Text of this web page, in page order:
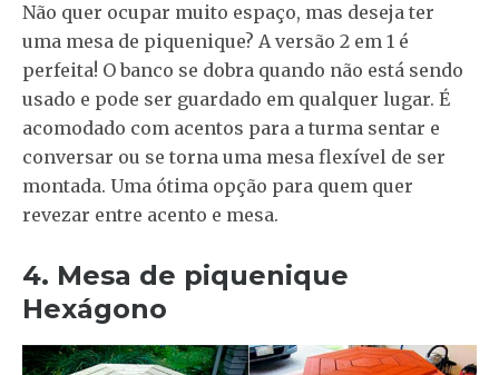
Não quer ocupar muito espaço, mas deseja ter
uma mesa de piquenique? A versão 2 em 1 é
perfeita! O banco se dobra quando não está sendo
usado e pode ser guardado em qualquer lugar. É
acomodado com acentos para a turma sentar e
conversar ou se torna uma mesa flexível de ser
montada. Uma ótima opção para quem quer
revezar entre acento e mesa.
4. Mesa de piquenique
Hexágono